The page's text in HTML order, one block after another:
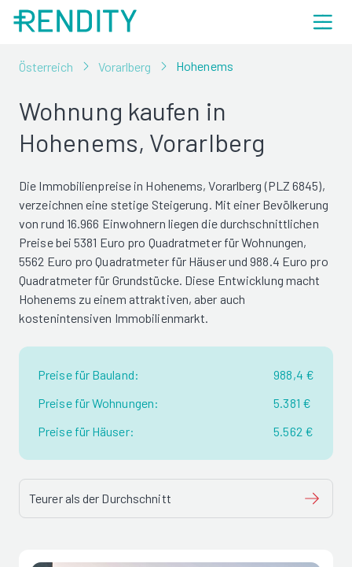
Österreich Vorarlberg Hohenems
Wohnung kaufen in
Hohenems, Vorarlberg
Die Immobilienpreise in Hohenems, Vorarlberg (PLZ 6845),
verzeichnen eine stetige Steigerung. Mit einer Bevölkerung
von rund 16.966 Einwohnern liegen die durchschnittlichen
Preise bei 5381 Euro pro Quadratmeter für Wohnungen,
5562 Euro pro Quadratmeter für Häuser und 988.4 Euro pro
Quadratmeter für Grundstücke. Diese Entwicklung macht
Hohenems zu einem attraktiven, aber auch
kostenintensiven Immobilienmarkt.
Preise für Bauland:
988,4 €
Preise für Wohnungen:
5.381 €
Preise für Häuser:
5.562 €
Teurer als der Durchschnitt